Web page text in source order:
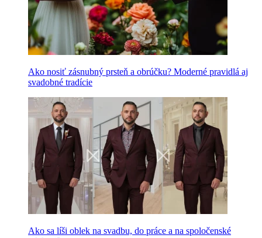
Ako nosiť zásnubný prsteň a obrúčku? Moderné pravidlá aj
svadobné tradície
Ako sa líši oblek na svadbu, do práce a na spoločenské